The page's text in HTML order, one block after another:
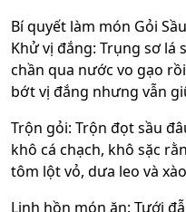
Bí quyết làm món Gỏi
Khử vị đắng: Trụng sơ lá
chần qua nước vo gạo
bớt vị đắng nhưng vẫn
Trộn gỏi: Trộn đọt sầu
khô cá chạch, khô sặc
tôm lột vỏ, dưa leo và
Linh hồn món ăn: Tưới